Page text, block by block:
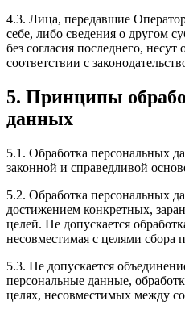
4.3. Лица, передавшие
себе, либо сведения о другом
без согласия последнего, несут
соответствии с
5. Принципы
данных
5.1. Обработка персональных
законной и справедливой
5.2. Обработка персональных
достижением конкретных,
целей. Не допускается
несовместимая с целями сбора
5.3. Не допускается
персональные данные,
целях, несовместимых между